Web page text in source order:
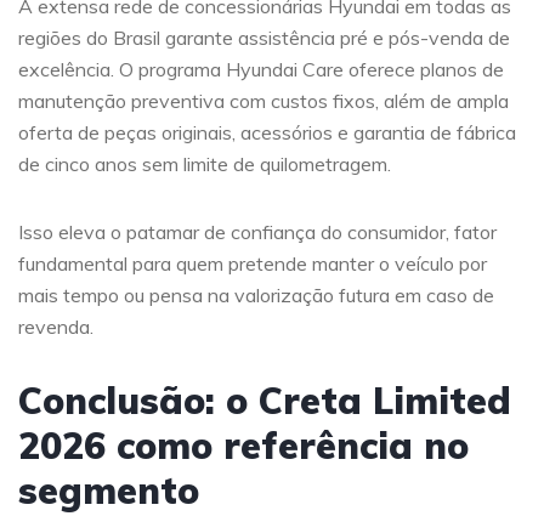
A extensa rede de concessionárias Hyundai em todas as
regiões do Brasil garante assistência pré e pós-venda de
excelência. O programa Hyundai Care oferece planos de
manutenção preventiva com custos fixos, além de ampla
oferta de peças originais, acessórios e garantia de fábrica
de cinco anos sem limite de quilometragem.
Isso eleva o patamar de confiança do consumidor, fator
fundamental para quem pretende manter o veículo por
mais tempo ou pensa na valorização futura em caso de
revenda.
Conclusão: o Creta Limited
2026 como referência no
segmento